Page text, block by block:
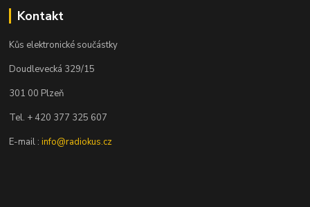
Kontakt
Kůs elektronické součástky
Doudlevecká 329/15
301 00 Plzeň
Tel. + 420 377 325 607
E-mail :info@radiokus.cz